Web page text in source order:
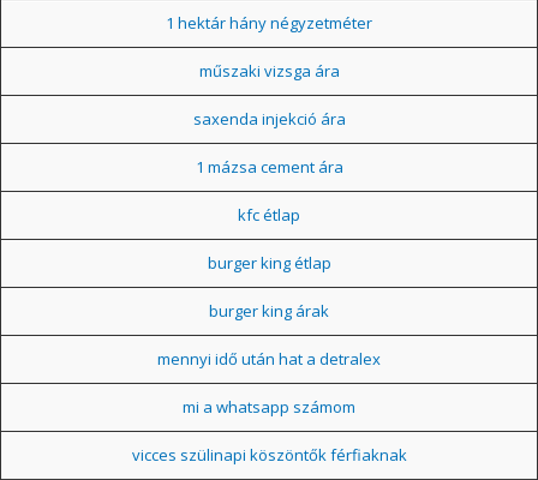
1 hektár hány négyzetméter
műszaki vizsga ára
saxenda injekció ára
1 mázsa cement ára
kfc étlap
burger king étlap
burger king árak
mennyi idő után hat a detralex
mi a whatsapp számom
vicces szülinapi köszöntők férfiaknak